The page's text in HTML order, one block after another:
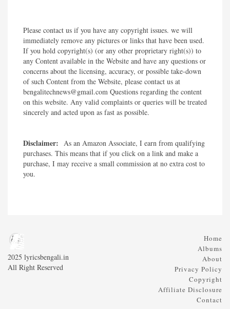
Please contact us if you have any copyright issues. we will
immediately remove any pictures or links that have been used.
If you hold copyright(s) (or any other proprietary right(s)) to
any Content available in the Website and have any questions or
concerns about the licensing, accuracy, or possible take-down
of such Content from the Website, please contact us at
bengalitechnews@gmail.com Questions regarding the content
on this website. Any valid complaints or queries will be treated
sincerely and acted upon as fast as possible.​
Disclaimer: As an Amazon Associate, I earn from qualifying
purchases. This means that if you click on a link and make a
purchase, I may receive a small commission at no extra cost to
you.
2025 lyricsbengali.in
All Right Reserved
Home
Albums
About
Privacy Policy
Copyright
Affiliate Disclosure
Contact